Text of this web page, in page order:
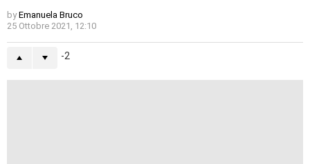
by Emanuela Bruco
25 Ottobre 2021, 12:10
-2